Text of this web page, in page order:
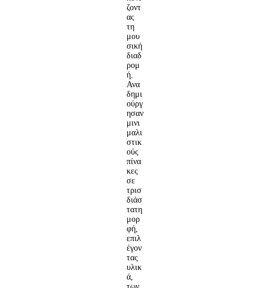
ζοντ
ας
τη
μου
σική
διαδ
ρομ
ή.
Ανα
δημι
ούργ
ησαν
μινι
μαλι
στικ
ούς
πίνα
κες
σε
τρισ
διάσ
τατη
μορ
φή,
επιλ
έγον
τας
υλικ
ά,